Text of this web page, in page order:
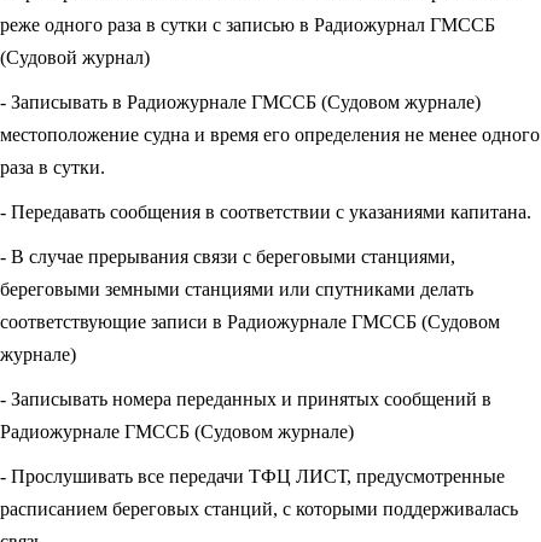
реже одного раза в сутки с записью в Радиожурнал ГМССБ
(Судовой журнал)
- Записывать в Радиожурнале ГМССБ (Судовом журнале)
местоположение судна и время его определения не менее одного
раза в сутки.
- Передавать сообщения в соответствии с указаниями капитана.
- В случае прерывания связи с береговыми станциями,
береговыми земными станциями или спутниками делать
соответствующие записи в Радиожурнале ГМССБ (Судовом
журнале)
- Записывать номера переданных и принятых сообщений в
Радиожурнале ГМССБ (Судовом журнале)
- Прослушивать все передачи ТФЦ ЛИСТ, предусмотренные
расписанием береговых станций, с которыми поддерживалась